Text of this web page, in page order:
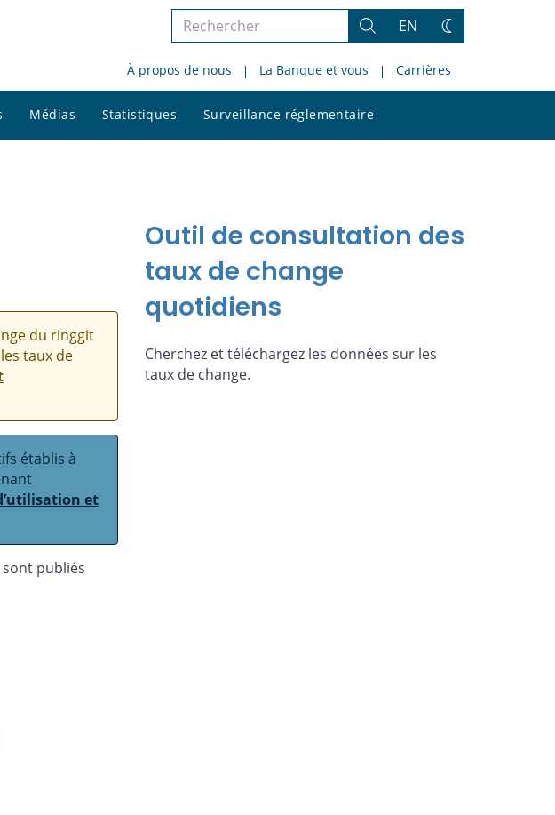
Rechercher
le
site
Rechercher
EN
Changez
thème
À propos de nous La Banque et vous Carrières
Médias Statistiques Surveillance réglementaire
le
du ringgit
taux de
établis à
et
publiés
Outil de consultation des
taux de change
quotidiens
Cherchez et téléchargez les données sur les
taux de change.